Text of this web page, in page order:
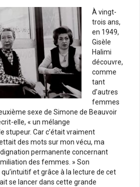
À vingt-
trois ans,
en 1949,
Gisèle
Halimi
découvre,
comme
tant
d’autres
femmes
sexe de Simone de Beauvoir
elle, « un mélange
stupeur. Car c’était vraiment
des mots sur mon vécu, ma
permanente concernant
des femmes. » Son
et grâce à la lecture de cet
se lancer dans cette grande